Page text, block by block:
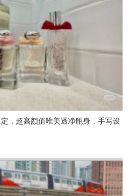
，超高颜值唯美透净瓶身，手写设